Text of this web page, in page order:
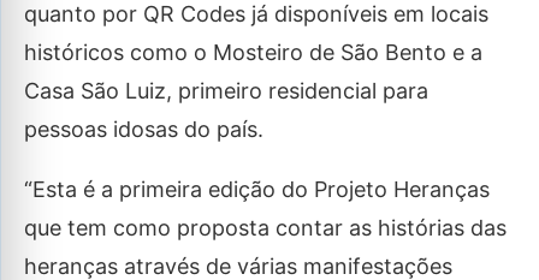
quanto por QR Codes já disponíveis em locais
históricos como o Mosteiro de São Bento e a
Casa São Luiz, primeiro residencial para
pessoas idosas do país.
“Esta é a primeira edição do Projeto Heranças
que tem como proposta contar as histórias das
heranças através de várias manifestações